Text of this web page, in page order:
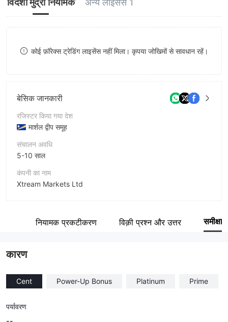
विदेशी मुद्रा नियामक अन्य लाइसेंस 1
कोई फ़ॉरेक्स ट्रेडिंग लाइसेंस नहीं मिला। कृपया जोखिमों से सावधान रहें।
बेसिक जानकारी
रजिस्टर किया गया देश
मार्शल द्वीप समूह
संचालन अवधि
5-10 साल
कंपनी का नाम
Xtream Markets Ltd
नियामक प्रकटीकरण विक़ी प्रश्न और उत्तर समीक्षा
कारण
Cent Power-Up Bonus Platinum Prime
पर्यावरण